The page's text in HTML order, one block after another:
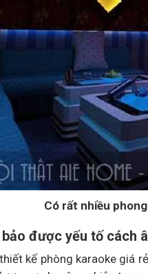
Có rất nhiều
được yếu tố cách
kế phòng karaoke giá